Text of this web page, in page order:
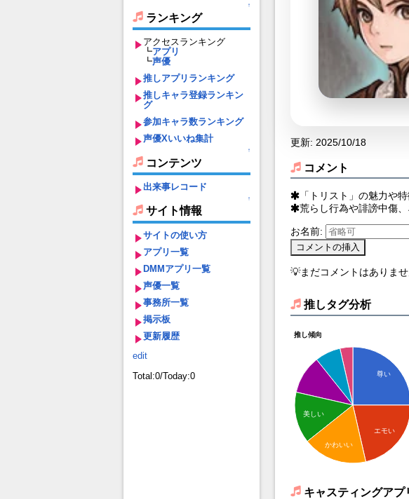
↑
ランキング
アクセスランキング
┗アプリ
┗声優
推しアプリランキング
推しキャラ登録ランキン
グ
参加キャラ数ランキング
声優Xいいね集計
↑
コンテンツ
出来事レコード
↑
サイト情報
サイトの使い方
アプリ一覧
DMMアプリ一覧
声優一覧
事務所一覧
掲示板
更新履歴
edit
Total:0/Today:0
更新: 2025/10/18
コメント
「トリスト」の魅力や
荒らし行為や誹謗中傷
お名前:
💡まだコメントはありま
推しタグ分析
推し傾向
尊い
エモい
美しい
かわいい
キャスティングアプ